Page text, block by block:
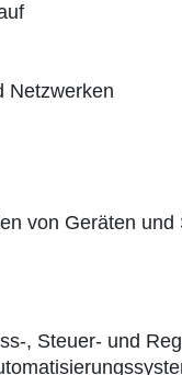
Netzwerken
von Geräten und
, Steuer- und